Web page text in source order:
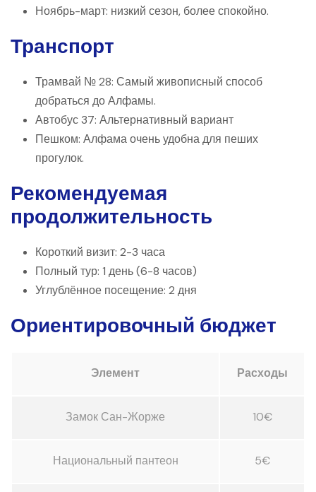
Ноябрь-март: низкий сезон, более спокойно.
Транспорт
Трамвай № 28: Самый живописный способ
добраться до Алфамы.
Автобус 37: Альтернативный вариант
Пешком: Алфама очень удобна для пеших
прогулок.
Рекомендуемая
продолжительность
Короткий визит: 2-3 часа
Полный тур: 1 день (6-8 часов)
Углублённое посещение: 2 дня
Ориентировочный бюджет
Элемент Расходы
Замок Сан-Жорже 10€
Национальный пантеон 5€